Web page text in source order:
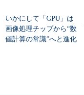
いかにして「GPU」は
画像処理チップから“数
値計算の常識”へと進化